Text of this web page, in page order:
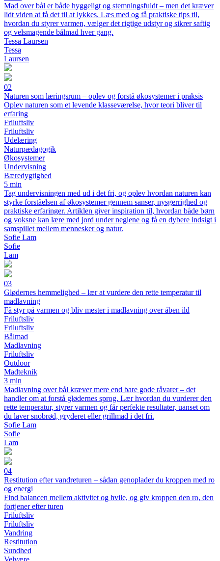
Mad over bål er både hyggeligt og stemningsfuldt – men det kræver
lidt viden at få det til at lykkes. Læs med og få praktiske tips til,
hvordan du styrer varmen, vælger det rigtige udstyr og sikrer saftig
og velsmagende bålmad hver gang.
Tessa Laursen
Tessa
Laursen
02
Naturen som læringsrum – oplev og forstå økosystemer i praksis
Oplev naturen som et levende klasseværelse, hvor teori bliver til
erfaring
Friluftsliv
Friluftsliv
Udelæring
Naturpædagogik
Økosystemer
Undervisning
Bæredygtighed
5 min
Tag undervisningen med ud i det fri, og oplev hvordan naturen kan
styrke forståelsen af økosystemer gennem sanser, nysgerrighed og
praktiske erfaringer. Artiklen giver inspiration til, hvordan både børn
og voksne kan lære med jord under neglene og få en dybere indsigt i
samspillet mellem mennesker og natur.
Sofie Lam
Sofie
Lam
03
Glødernes hemmelighed – lær at vurdere den rette temperatur til
madlavning
Få styr på varmen og bliv mester i madlavning over åben ild
Friluftsliv
Friluftsliv
Bålmad
Madlavning
Friluftsliv
Outdoor
Madteknik
3 min
Madlavning over bål kræver mere end bare gode råvarer – det
handler om at forstå glødernes sprog. Lær hvordan du vurderer den
rette temperatur, styrer varmen og får perfekte resultater, uanset om
du laver snobrød, gryderet eller grillmad i det fri.
Sofie Lam
Sofie
Lam
04
Restitution efter vandreturen – sådan genoplader du kroppen med ro
og energi
Find balancen mellem aktivitet og hvile, og giv kroppen den ro, den
fortjener efter turen
Friluftsliv
Friluftsliv
Vandring
Restitution
Sundhed
Velvære